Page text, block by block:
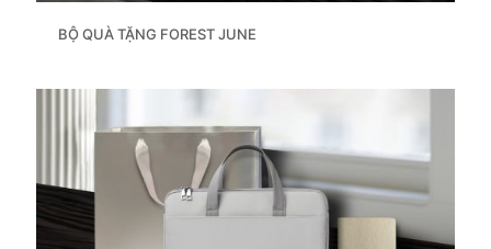
BỘ QUÀ TẶNG FOREST JUNE